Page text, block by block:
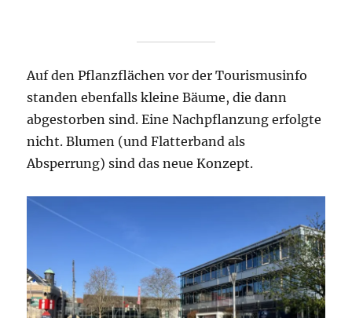
Auf den Pflanzflächen vor der Tourismusinfo
standen ebenfalls kleine Bäume, die dann
abgestorben sind. Eine Nachpflanzung erfolgte
nicht. Blumen (und Flatterband als
Absperrung) sind das neue Konzept.